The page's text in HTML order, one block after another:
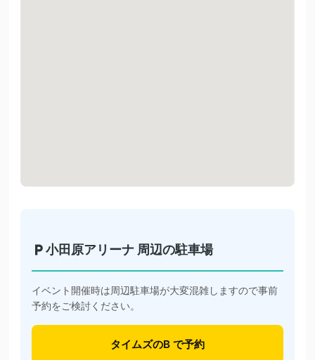
小田原アリーナ 周辺の駐車場
イベント開催時は周辺駐車場が大変混雑しますので事前
予約をご検討ください。
タイムズのB で予約